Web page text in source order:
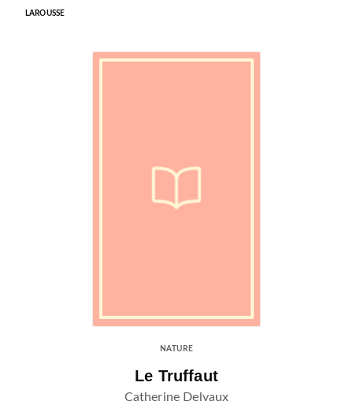
LAROUSSE
NATURE
Le Truffaut
Catherine Delvaux